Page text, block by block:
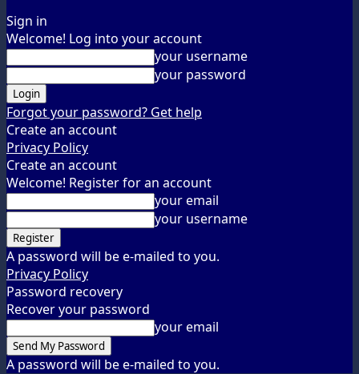
Sign in
Welcome! Log into your account
your username
your password
Forgot your password? Get help
Create an account
Privacy Policy
Create an account
Welcome! Register for an account
your email
your username
A password will be e-mailed to you.
Privacy Policy
Password recovery
Recover your password
your email
A password will be e-mailed to you.